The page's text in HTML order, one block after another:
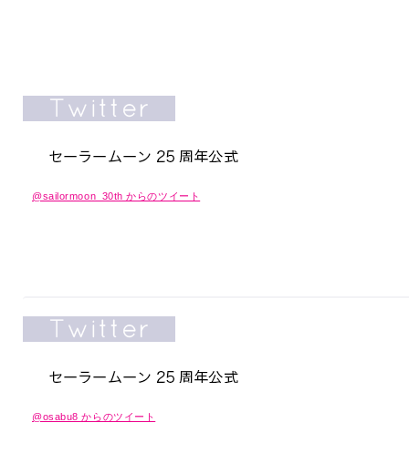
@sailormoon_30th からのツイート
@osabu8 からのツイート